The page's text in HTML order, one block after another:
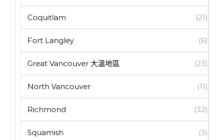
Coquitlam (21)
Fort Langley (6)
Great Vancouver 大溫地區 (23)
North Vancouver (11)
Richmond (32)
Squamish (3)